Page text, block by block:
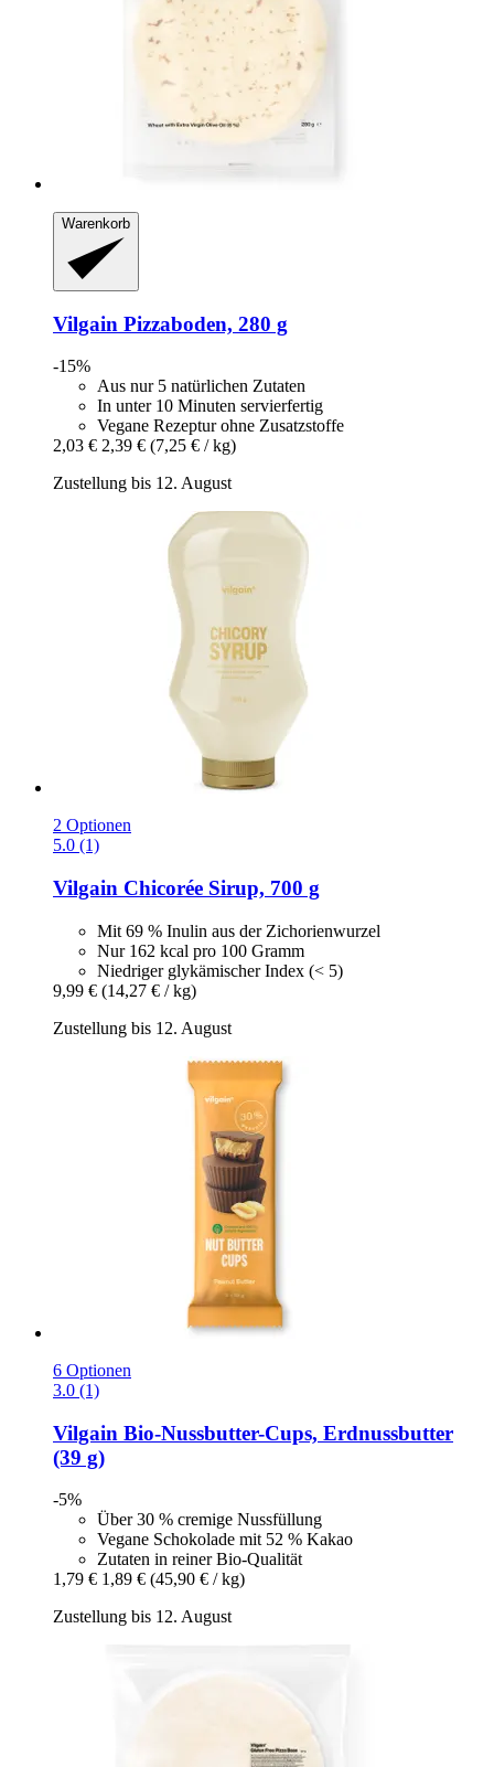
Warenkorb
Vilgain Pizzaboden, 280 g
-15%
Aus nur 5 natürlichen Zutaten
In unter 10 Minuten servierfertig
Vegane Rezeptur ohne Zusatzstoffe
2,03 € 2,39 € (7,25 € / kg)
Zustellung bis 12. August
2 Optionen
5.0 (1)
Vilgain Chicorée Sirup, 700 g
Mit 69 % Inulin aus der Zichorienwurzel
Nur 162 kcal pro 100 Gramm
Niedriger glykämischer Index (< 5)
9,99 € (14,27 € / kg)
Zustellung bis 12. August
6 Optionen
3.0 (1)
Vilgain Bio-​Nussbutter-​Cups, Erdnussbutter
(39 g)
-5%
Über 30 % cremige Nussfüllung
Vegane Schokolade mit 52 % Kakao
Zutaten in reiner Bio-Qualität
1,79 € 1,89 € (45,90 € / kg)
Zustellung bis 12. August